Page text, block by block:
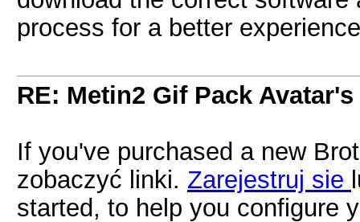
process for a better
RE: Metin2 Gif Pack Avatar's
If you've purchased a new
zobaczyć linki. Zarejestruj sie
started, to help you configure